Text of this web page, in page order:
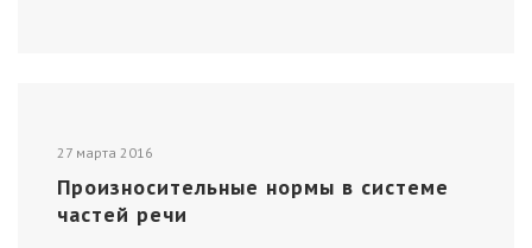
27 марта 2016
Произносительные нормы в системе
частей речи